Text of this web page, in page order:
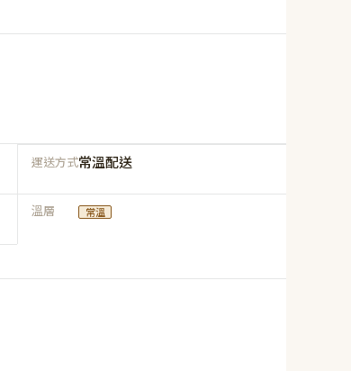
運送方式常溫配送
溫層 常溫